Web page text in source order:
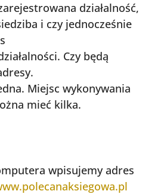
działalność,
i czy jednocześnie
Czy będą
Miejsc wykonywania
mieć kilka.
wpisujemy adres